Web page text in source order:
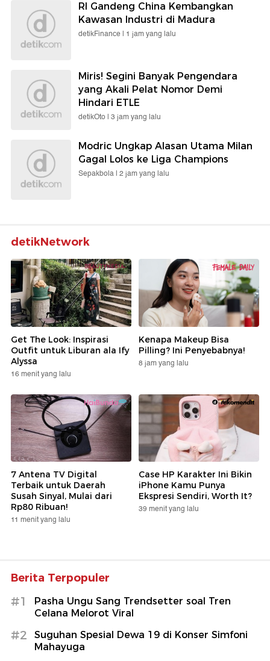
RI Gandeng China Kembangkan
Kawasan Industri di Madura
detikFinance | 1 jam yang lalu
Miris! Segini Banyak Pengendara
yang Akali Pelat Nomor Demi
Hindari ETLE
detikOto | 3 jam yang lalu
Modric Ungkap Alasan Utama Milan
Gagal Lolos ke Liga Champions
Sepakbola | 2 jam yang lalu
detikNetwork
Get The Look: Inspirasi
Outfit untuk Liburan ala Ify
Alyssa
16 menit yang lalu
Kenapa Makeup Bisa
Pilling? Ini Penyebabnya!
8 jam yang lalu
7 Antena TV Digital
Terbaik untuk Daerah
Susah Sinyal, Mulai dari
Rp80 Ribuan!
11 menit yang lalu
Case HP Karakter Ini Bikin
iPhone Kamu Punya
Ekspresi Sendiri, Worth It?
39 menit yang lalu
Berita Terpopuler
#1
Pasha Ungu Sang Trendsetter soal Tren
Celana Melorot Viral
#2
Suguhan Spesial Dewa 19 di Konser Simfoni
Mahayuga